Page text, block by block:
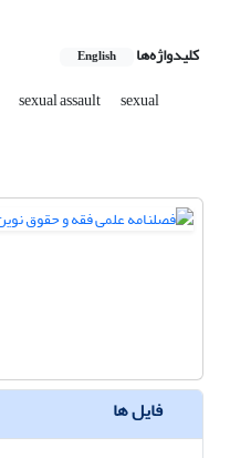
کلیدواژه‌ها English
sexual assault sexual
فایل ها